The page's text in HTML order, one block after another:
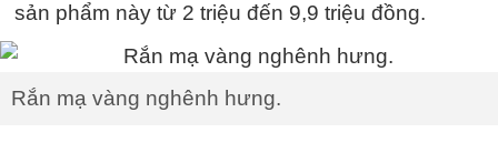
sản phẩm này từ 2 triệu đến 9,9 triệu đồng.
Rắn mạ vàng nghênh hưng.